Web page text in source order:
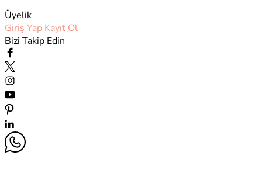
Üyelik
Giriş Yap Kayıt Ol
Bizi Takip Edin